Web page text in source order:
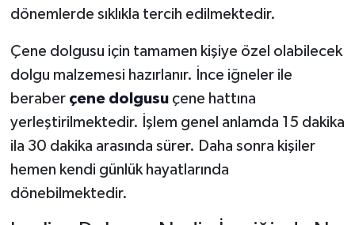
dönemlerde sıklıkla tercih edilmektedir.
Çene dolgusu için tamamen kişiye özel olabilecek
dolgu malzemesi hazırlanır. İnce iğneler ile
beraber çene dolgusuçene hattına
yerleştirilmektedir. İşlem genel anlamda 15 dakika
ila 30 dakika arasında sürer. Daha sonra kişiler
hemen kendi günlük hayatlarında
dönebilmektedir.